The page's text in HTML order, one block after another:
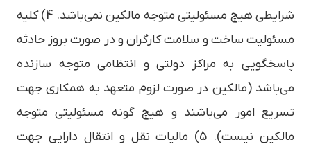
شرایطی هیچ مسئولیتی متوجه مالکین نمی‌باشد. 4) کلیه
مسئولیت ساخت و سلامت کارگران و در صورت بروز حادثه
پاسخگویی به مراکز دولتی و انتظامی متوجه سازنده
می‌باشد (مالکین در صورت لزوم متعهد به همکاری جهت
تسریع امور می‌باشند و هیچ گونه مسئولیتی متوجه
مالکین نیست). 5) مالیات نقل و انتقال دارایی جهت